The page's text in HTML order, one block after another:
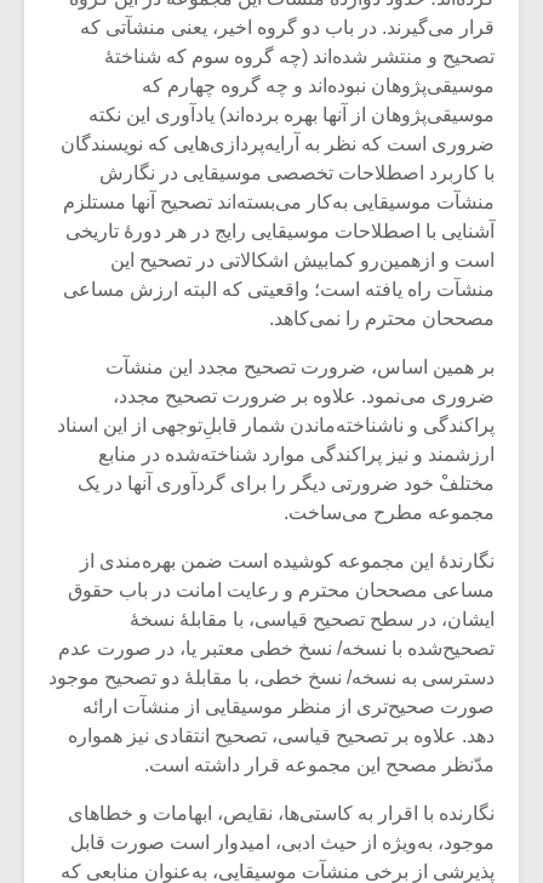
قرار می‌گیرند. در باب دو گروه اخیر، یعنی منشآتی که
تصحیح و منتشر شده‌اند (چه گروه سوم که شناختۀ
موسیقی‌پژوهان نبوده‌اند و چه گروه چهارم که
موسیقی‌پژوهان از آنها بهره برده‌اند) یادآوری این نکته
ضروری است که نظر به آرایه‌پردازی‌هایی که نویسندگان
با کاربرد اصطلاحات تخصصی موسیقایی در نگارش
منشآت موسیقایی به‌کار می‌بسته‌اند تصحیح آنها مستلزم
آشنایی با اصطلاحات موسیقایی رایج در هر دورۀ تاریخی
است‌ و ازهمین‌رو کمابیش اشکالاتی در تصحیح این
منشآت راه یافته است؛ واقعیتی که البته ارزش مساعی
مصححان محترم را نمی‌کاهد.
بر همین ‌اساس، ضرورت تصحیح مجدد این منشآت
ضروری می‌نمود. علاوه بر ضرورت تصحیح مجدد،
پراکندگی و ناشناخته‌ماندن شمار قابلِ‌توجهی از این اسناد
ارزشمند و نیز پراکندگی موارد شناخته‌شده در منابع
مختلفْ خود ضرورتی دیگر را برای گردآوری آنها در یک
مجموعه مطرح می‌ساخت.
نگارندۀ این مجموعه کوشیده است ضمن بهره‌مندی از
مساعی مصححان محترم و رعایت امانت در باب حقوق
ایشان، در سطح تصحیح قیاسی، با مقابلۀ نسخۀ
تصحیح‌شده با نسخه/ نسخ خطی معتبر یا، در صورت عدم
دسترسی به نسخه/ نسخ خطی، با مقابلۀ دو تصحیح موجود
صورت صحیح‌تری از منظر موسیقایی از منشآت ارائه
دهد. علاوه بر تصحیح قیاسی، تصحیح انتقادی نیز همواره
مدّنظر مصحح این مجموعه قرار داشته است.
نگارنده با اقرار به کاستی‌ها، نقایص، ابهامات و خطاهای
موجود، به‌ویژه از حیث ادبی، امیدوار است صورت قابل
پذیرشی از برخی منشآت موسیقایی، به‌عنوان منابعی که